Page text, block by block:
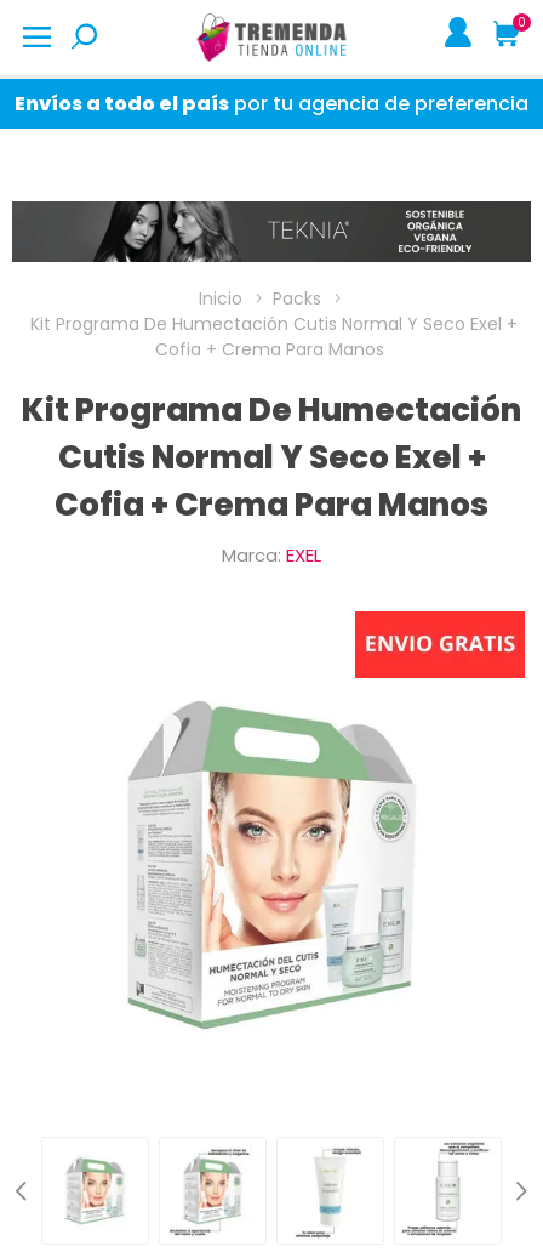
0
Envíos a todo el país por tu agencia de preferencia
Inicio
Packs
Kit Programa De Humectación Cutis Normal Y Seco Exel +
Cofia + Crema Para Manos
Kit Programa De Humectación
Cutis Normal Y Seco Exel +
Cofia + Crema Para Manos
Marca: EXEL